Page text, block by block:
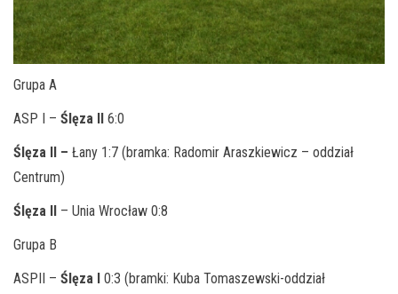
Grupa A
ASP I – Ślęza II
6:0
Ślęza II
– Łany 1:7 (bramka: Radomir Araszkiewicz – oddział
Centrum)
Ślęza II
– Unia Wrocław 0:8
Grupa B
ASPII – Ślęza I
0:3 (bramki: Kuba Tomaszewski-oddział